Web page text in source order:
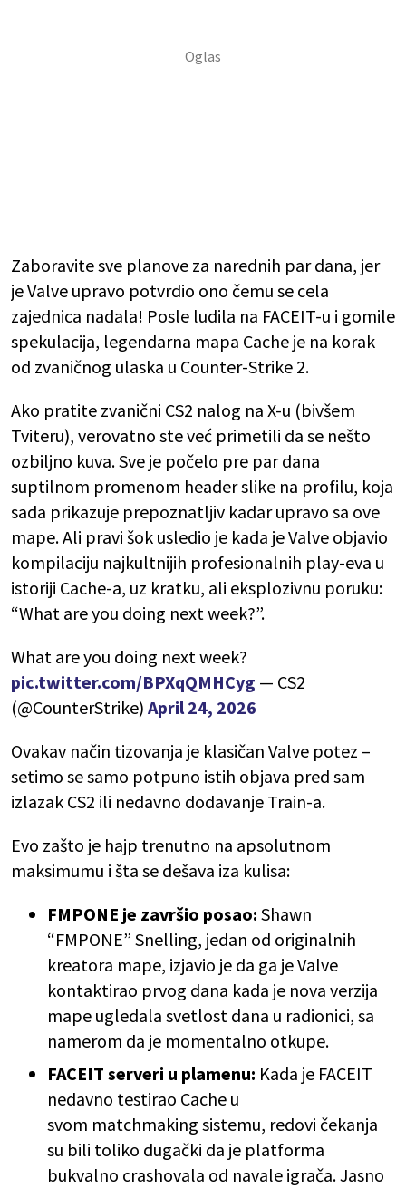
Zaboravite sve planove za narednih par dana, jer
je Valve upravo potvrdio ono čemu se cela
zajednica nadala! Posle ludila na FACEIT-u i gomile
spekulacija, legendarna mapa Cache je na korak
od zvaničnog ulaska u Counter-Strike 2.
Ako pratite zvanični CS2 nalog na X-u (bivšem
Tviteru), verovatno ste već primetili da se nešto
ozbiljno kuva. Sve je počelo pre par dana
suptilnom promenom header slike na profilu, koja
sada prikazuje prepoznatljiv kadar upravo sa ove
mape. Ali pravi šok usledio je kada je Valve objavio
kompilaciju najkultnijih profesionalnih play-eva u
istoriji Cache-a, uz kratku, ali eksplozivnu poruku:
“What are you doing next week?”.
What are you doing next week?
pic.twitter.com/BPXqQMHCyg — CS2
(@CounterStrike) April 24, 2026
Ovakav način tizovanja je klasičan Valve potez –
setimo se samo potpuno istih objava pred sam
izlazak CS2 ili nedavno dodavanje Train-a.
Evo zašto je hajp trenutno na apsolutnom
maksimumu i šta se dešava iza kulisa:
FMPONE je završio posao: Shawn
“FMPONE” Snelling, jedan od originalnih
kreatora mape, izjavio je da ga je Valve
kontaktirao prvog dana kada je nova verzija
mape ugledala svetlost dana u radionici, sa
namerom da je momentalno otkupe.
FACEIT serveri u plamenu: Kada je FACEIT
nedavno testirao Cache u
svom matchmaking sistemu, redovi čekanja
su bili toliko dugački da je platforma
bukvalno crashovala od navale igrača. Jasno